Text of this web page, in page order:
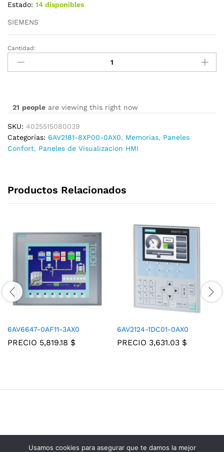
Estado: 14 disponibles
SIEMENS
6AV2181-
8XP00-
0AX0
Cantidad:
21 people are viewing this right now
SKU: 4025515080039
Categorías: 6AV2181-8XP00-0AX0, Memorias, Paneles
Confort, Paneles de Visualizacion HMI
Productos Relacionados
6AV6647-0AF11-3AX0
PRECIO 5,819.18 $
6AV2124-1DC01-0AX0
PRECIO 3,631.03 $
Usamos cookies para asegurar que te damos la mejor